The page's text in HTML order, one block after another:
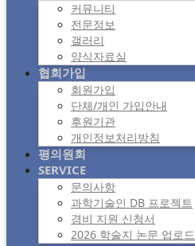
커뮤니티
전문정보
갤러리
양식자료실
협회가입
회원가입
단체/개인 가입안내
후원기관
개인정보처리방침
평의원회
SERVICE
문의사항
과학기술인 DB 프로젝트
경비 지원 신청서
2026 학술지 논문 업로드